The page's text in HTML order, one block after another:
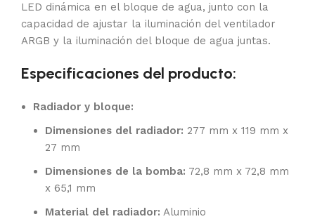
LED dinámica en el bloque de agua, junto con la
capacidad de ajustar la iluminación del ventilador
ARGB y la iluminación del bloque de agua juntas.
Especificaciones del producto:
Radiador y bloque:
Dimensiones del radiador: 277 mm x 119 mm x
27 mm
Dimensiones de la bomba: 72,8 mm x 72,8 mm
x 65,1 mm
Material del radiador: Aluminio